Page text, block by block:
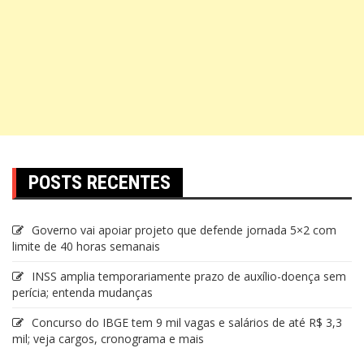
POSTS RECENTES
Governo vai apoiar projeto que defende jornada 5×2 com
limite de 40 horas semanais
INSS amplia temporariamente prazo de auxílio-doença sem
perícia; entenda mudanças
Concurso do IBGE tem 9 mil vagas e salários de até R$ 3,3
mil; veja cargos, cronograma e mais